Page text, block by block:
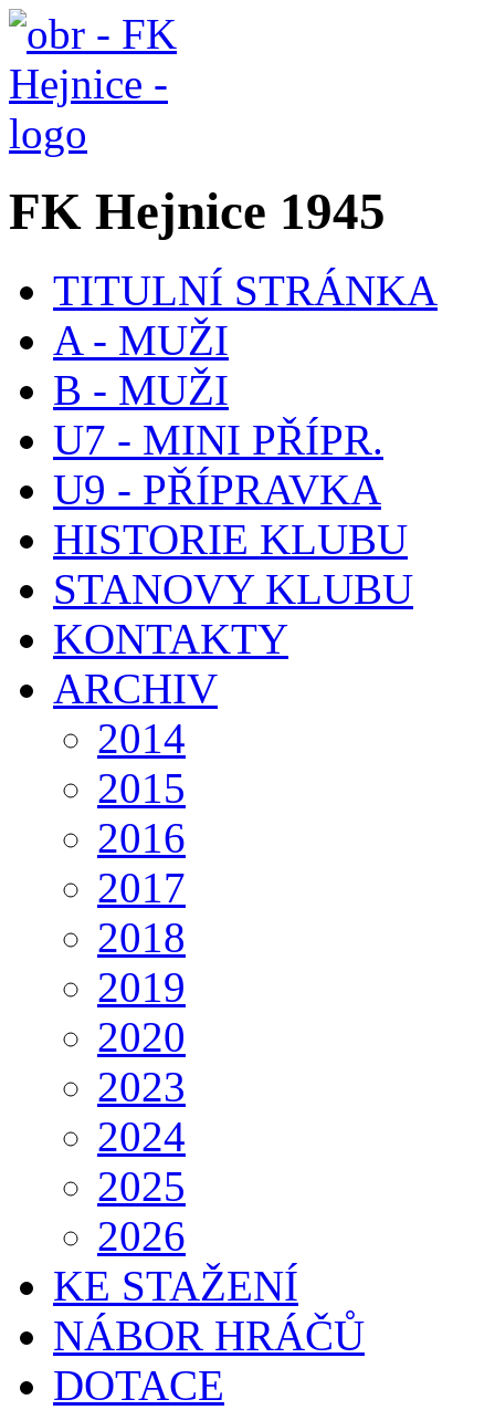
FK Hejnice 1945
TITULNÍ STRÁNKA
A - MUŽI
B - MUŽI
U7 - MINI PŘÍPR.
U9 - PŘÍPRAVKA
HISTORIE KLUBU
STANOVY KLUBU
KONTAKTY
ARCHIV
2014
2015
2016
2017
2018
2019
2020
2023
2024
2025
2026
KE STAŽENÍ
NÁBOR HRÁČŮ
DOTACE